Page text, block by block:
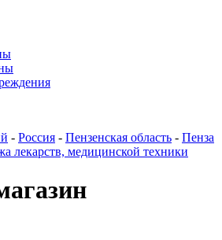
- Россия - Пензенская область - Пенза
лекарств, медицинской техники